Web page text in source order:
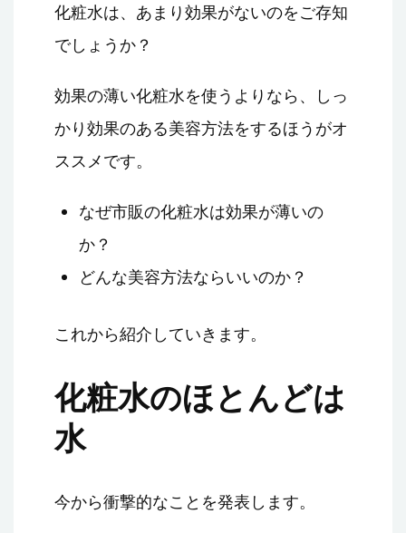
化粧水は、あまり効果がないのをご存知
でしょうか？
効果の薄い化粧水を使うよりなら、しっ
かり効果のある美容方法をするほうがオ
ススメです。
なぜ市販の化粧水は効果が薄いの
か？
どんな美容方法ならいいのか？
これから紹介していきます。
化粧水のほとんどは
水
今から衝撃的なことを発表します。